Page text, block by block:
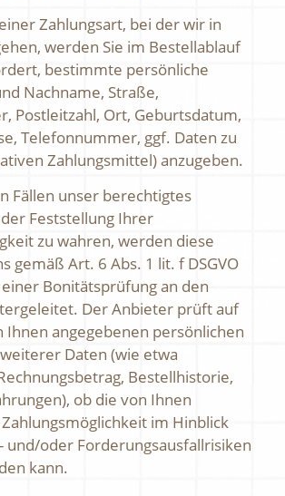
Zahlungsart, bei der wir in
werden Sie im Bestellablauf
bestimmte persönliche
Nachname, Straße,
Postleitzahl, Ort, Geburtsdatum,
Telefonnummer, ggf. Daten zu
Zahlungsmittel) anzugeben.
Fällen unser berechtigtes
Feststellung Ihrer
zu wahren, werden diese
gemäß Art. 6 Abs. 1 lit. f DSGVO
Bonitätsprüfung an den
Der Anbieter prüft auf
Ihnen angegebenen persönlichen
Daten (wie etwa
Bestellhistorie,
ob die von Ihnen
im Hinblick
und/oder Forderungsausfallrisiken
kann.